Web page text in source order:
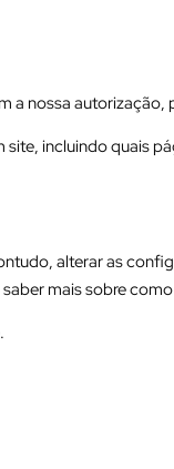
nossa autorização,
incluindo quais
alterar as
mais sobre